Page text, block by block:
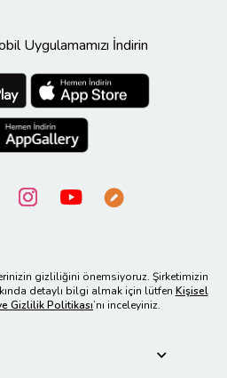
Uygulamamızı İndirin
gizliliğini önemsiyoruz. Şirketimizin
detaylı bilgi almak için lütfen Kişisel
Gizlilik Politikası’nı inceleyiniz.